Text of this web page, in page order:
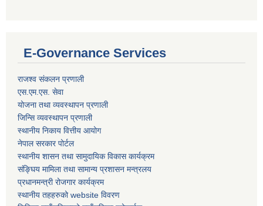
E-Governance Services
राजश्व संकलन प्रणाली
एस.एम.एस. सेवा
योजना तथा व्यवस्थापन प्रणाली
जिन्सि व्यवस्थापन प्रणाली
स्थानीय निकाय वित्तीय आयोग
नेपाल सरकार पोर्टल
स्थानीय शासन तथा सामुदायिक विकास कार्यक्रम
संङ्घिय मामिला तथा सामान्य प्रशासन मन्त्रलय
प्रधानमन्त्री रोजगार कार्यक्रम
स्थानीय तहहरुको website विवरण